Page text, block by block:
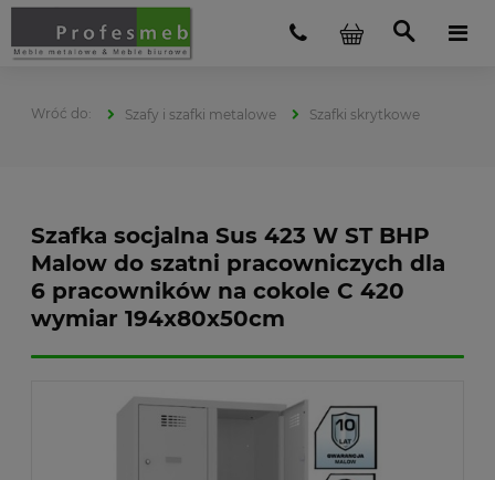
Szafy i szafki metalowe Szafki skrytkowe
Szafka socjalna Sus 423 W ST BHP
Malow do szatni pracowniczych dla
6 pracowników na cokole C 420
wymiar 194x80x50cm